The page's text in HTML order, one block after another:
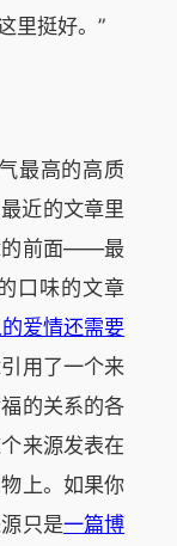
里挺好。”
最高的高质
近的文章里
的前面——最
口味的文章
爱情还需要
用了一个来
的关系的各
来源发表在
上。如果你
只是一篇博